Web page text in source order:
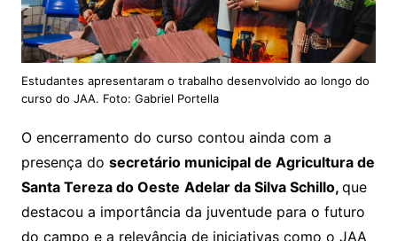
Estudantes apresentaram o trabalho desenvolvido ao longo do
curso do JAA. Foto: Gabriel Portella
O encerramento do curso contou ainda com a
presença do secretário municipal de Agricultura de
Santa Tereza do Oeste Adelar da Silva Schillo, que
destacou a importância da juventude para o futuro
do campo e a relevância de iniciativas como o JAA